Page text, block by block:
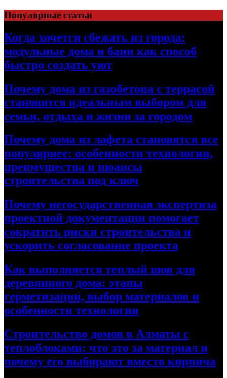
Перейти
к
содержимому
Популярные статьи
Когда хочется сбежать из города:
модульные дома и бани как способ
быстро создать уют
Почему дома из газобетона с террасой
становятся идеальным выбором для
семьи, отдыха и жизни за городом
Почему дома из лафета становятся все
популярнее: особенности технологии,
преимущества и нюансы
строительства под ключ
Почему негосударственная экспертиза
проектной документации помогает
сократить риски строительства и
ускорить согласование проекта
Как выполняется теплый шов для
деревянного дома: этапы
герметизации, выбор материалов и
особенности технологии
Строительство домов в Алматы с
теплоблоками: что это за материал и
почему его выбирают вместо кирпича